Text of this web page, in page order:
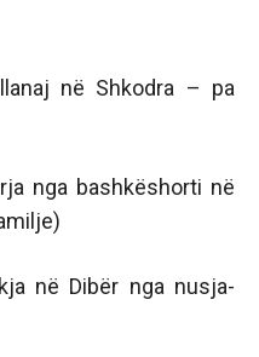
në Shkodra – pa
nga bashkëshorti në
në Dibër nga nusja-